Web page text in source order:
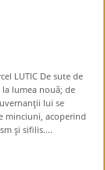
LUTIC De sute de
lumea nouă; de
lui se
minciuni, acoperind
şi sifilis....